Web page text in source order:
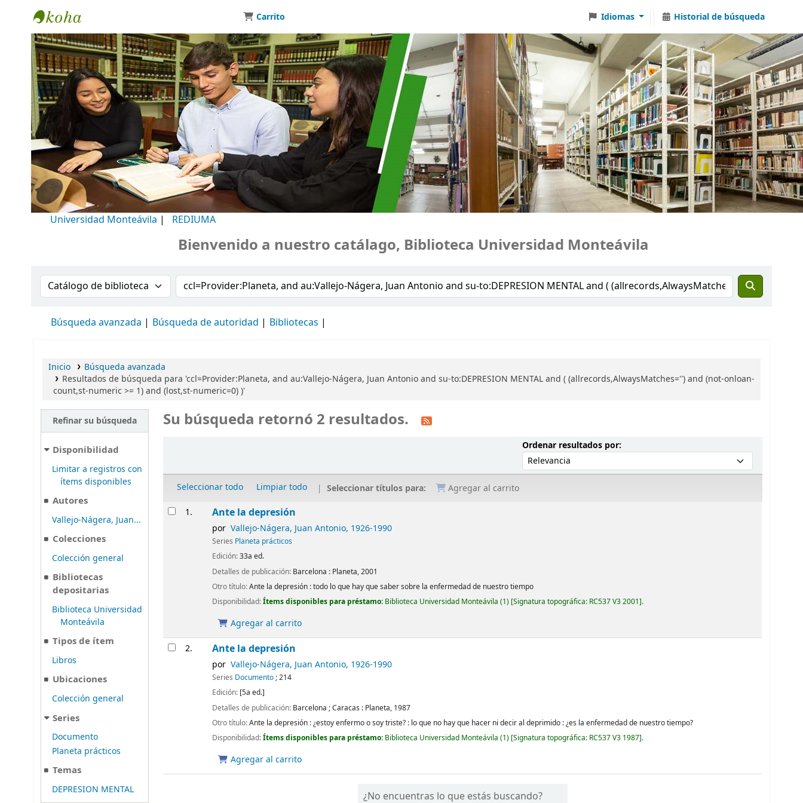
Biblioteca Universidad Monteávila
Carrito Idiomas Historial de búsqueda
Universidad Monteávila | REDIUMA
Bienvenido a nuestro catálago, Biblioteca Universidad Monteávila
Buscar en el catálogo por:Buscar en el catálogo
Búsqueda avanzada Búsqueda de autoridad Bibliotecas
Inicio
Búsqueda avanzada
Resultados de búsqueda para 'ccl=Provider:Planeta, and au:Vallejo-Nágera, Juan Antonio and su-to:DEPRESION MENTAL and ( (allrecords,AlwaysMatches='') and (not-onloan-
count,st-numeric >= 1) and (lost,st-numeric=0) )'
Refinar su búsqueda
Disponibilidad
Limitar a registros con
ítems disponibles
Autores
Vallejo-Nágera, Juan...
Colecciones
Colección general
Bibliotecas
depositarias
Biblioteca Universidad
Monteávila
Tipos de ítem
Libros
Ubicaciones
Colección general
Series
Documento
Planeta prácticos
Temas
DEPRESION MENTAL
Su búsqueda retornó 2 resultados.
Ordenar resultados por:Ordenar por:
Seleccionar todo Limpiar todo Seleccionar títulos para: Agregar al carrito
Resultados
1. Ante la depresión
por Vallejo-Nágera, Juan Antonio, 1926-1990
Series Planeta prácticos
Edición:33a ed.
Detalles de publicación: Barcelona : Planeta,2001
Otro título:Ante la depresión : todo lo que hay que saber sobre la enfermedad de nuestro tiempo
Disponibilidad:Ítems disponibles para préstamo: Biblioteca Universidad Monteávila (1) Signatura topográfica: RC537 V3 2001 .
Agregar al carrito
2. Ante la depresión
por Vallejo-Nágera, Juan Antonio, 1926-1990
Series Documento; 214
Edición: [5a ed.]
Detalles de publicación: Barcelona ; Caracas : Planeta, 1987
Otro título:Ante la depresión : ¿estoy enfermo o soy triste? : lo que no hay que hacer ni decir al deprimido : ¿es la enfermedad de nuestro tiempo?
Disponibilidad:Ítems disponibles para préstamo: Biblioteca Universidad Monteávila (1) Signatura topográfica: RC537 V3 1987 .
Agregar al carrito
¿No encuentras lo que estás buscando?